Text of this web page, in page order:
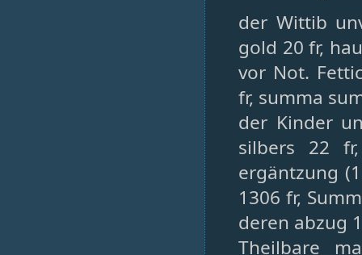
der Wittib
gold 20 fr,
vor Not.
fr, summa
der Kinder
silbers 22
ergäntzung
1306 fr,
deren abzug
Theilbare